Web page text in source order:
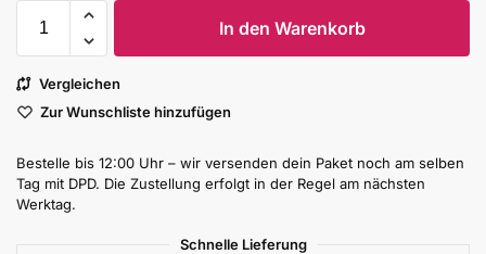
In den Warenkorb
Vergleichen
Zur Wunschliste hinzufügen
Bestelle bis 12:00 Uhr – wir versenden dein Paket noch am selben
Tag mit DPD. Die Zustellung erfolgt in der Regel am nächsten
Werktag.
Schnelle Lieferung